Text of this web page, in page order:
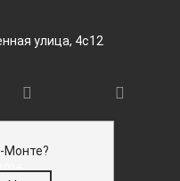
Монте?
улица, 4с12
2026